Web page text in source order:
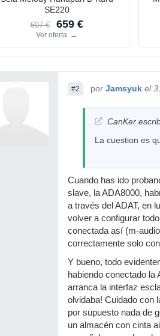
SE220
697 € 659 €
Ver oferta →
#2 por Jamsyuk el
CanKer
La cuestion es
Cuando has ido
slave, la ADA8000,
a través del ADAT, en
volver a configurar
conectada así (m-
correctamente solo
Y bueno, todo
habiendo conectado la
arranca la interfaz
olvidaba! Cuidado con
por supuesto nada de
un almacén con cinta